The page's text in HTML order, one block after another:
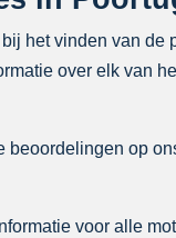
het vinden van
over elk van
beoordelingen op
voor alle